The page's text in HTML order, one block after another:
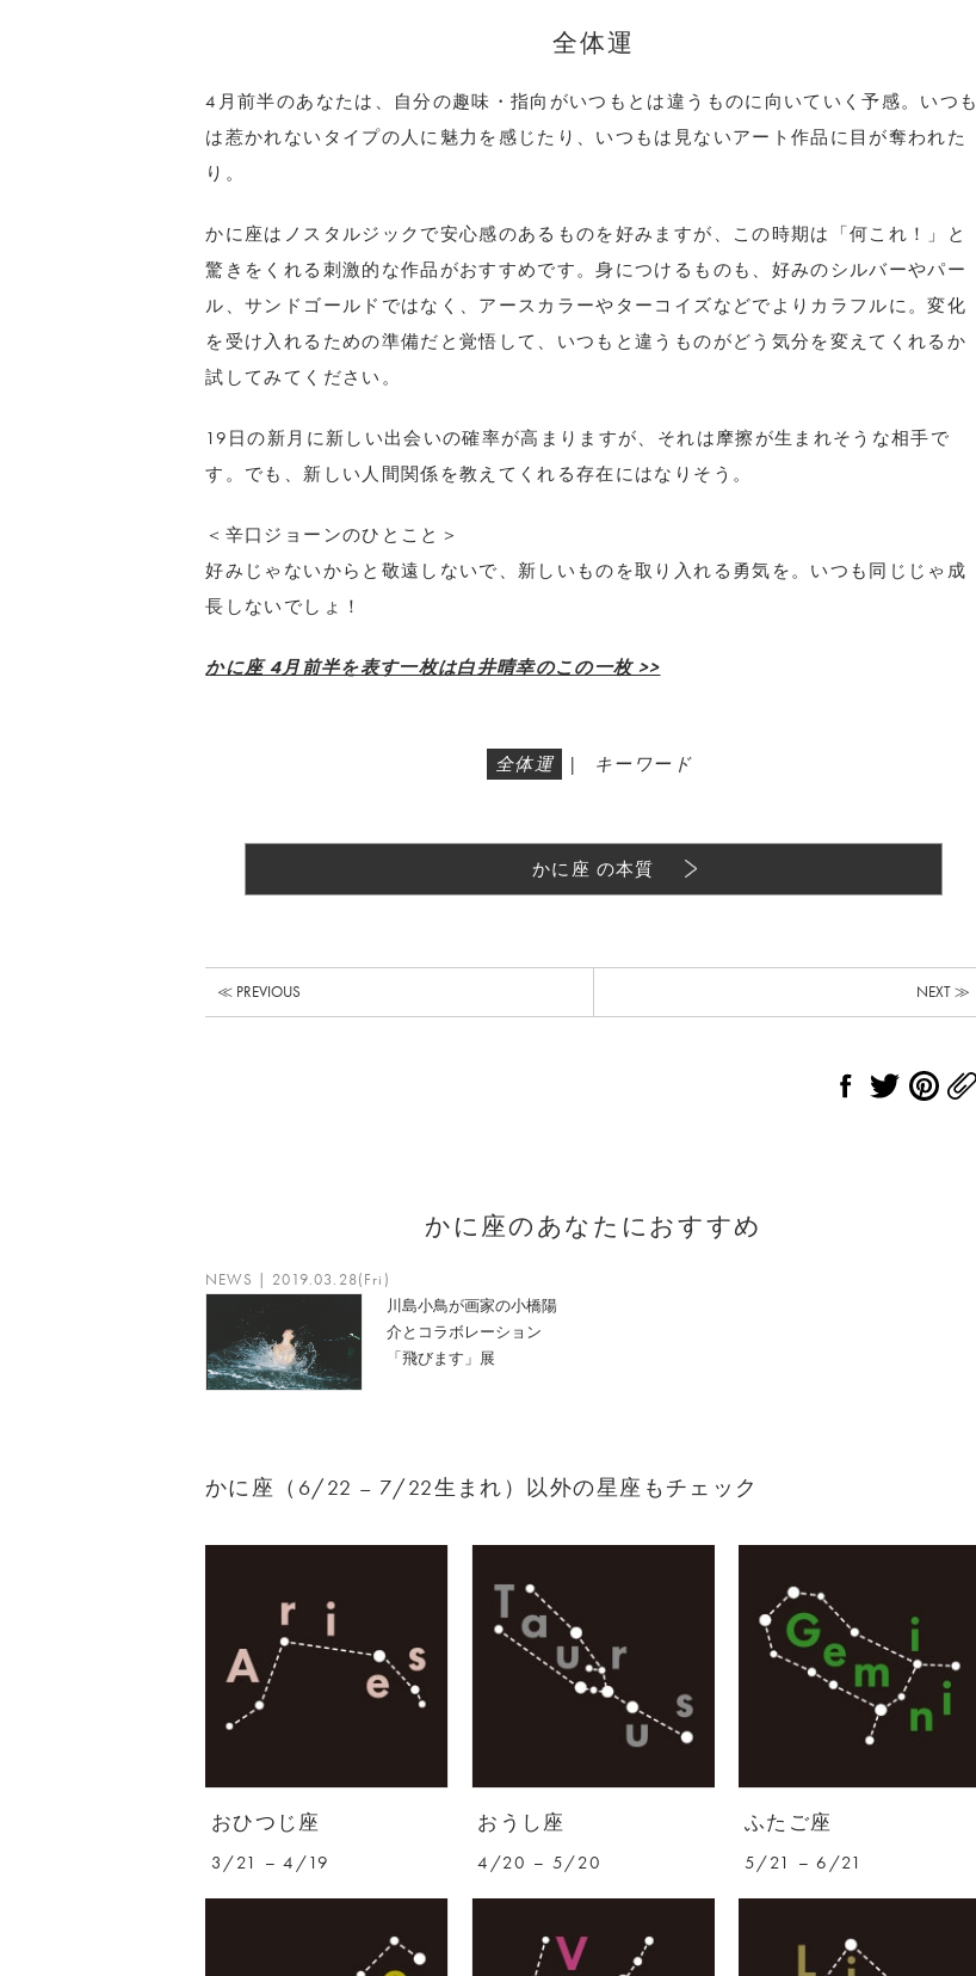
全体運
4月前半のあなたは、自分の趣味・指向がいつもとは違うものに向いていく予感。いつも
は惹かれないタイプの人に魅力を感じたり、いつもは見ないアート作品に目が奪われた
り。
かに座はノスタルジックで安心感のあるものを好みますが、この時期は「何これ！」と
驚きをくれる刺激的な作品がおすすめです。身につけるものも、好みのシルバーやパー
ル、サンドゴールドではなく、アースカラーやターコイズなどでよりカラフルに。変化
を受け入れるための準備だと覚悟して、いつもと違うものがどう気分を変えてくれるか
試してみてください。
19日の新月に新しい出会いの確率が高まりますが、それは摩擦が生まれそうな相手で
す。でも、新しい人間関係を教えてくれる存在にはなりそう。
＜辛口ジョーンのひとこと＞
好みじゃないからと敬遠しないで、新しいものを取り入れる勇気を。いつも同じじゃ成
長しないでしょ！
かに座 4月前半を表す一枚は白井晴幸のこの一枚 >>
全体運 | キーワード
かに座 の本質
≪ PREVIOUS NEXT ≫
かに座のあなたにおすすめ
NEWS | 2019.03.28(Fri)
川島小鳥が画家の小橋陽
介とコラボレーション
「飛びます」展
かに座（6/22 – 7/22生まれ）以外の星座もチェック
おひつじ座
3/21 – 4/19
おうし座
4/20 – 5/20
ふたご座
5/21 – 6/21